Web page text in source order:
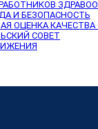
И БЕЗОПАСНОСТЬ
ОЦЕНКА КАЧЕСТВА
СОВЕТ